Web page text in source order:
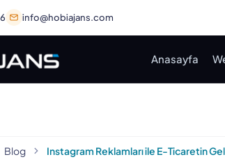
info@hobiajans.com
Anasayfa
Blog Instagram Reklamları ile E-Ticaretin